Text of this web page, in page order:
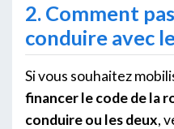
2. Comment
conduire avec
Si vous souhaitez
financer le code de la
conduire ou les deux,